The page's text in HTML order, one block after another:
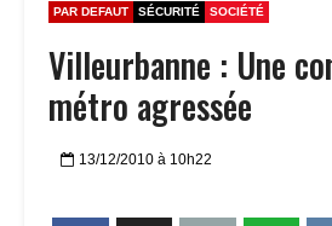
PAR DEFAUT SÉCURITÉ SOCIÉTÉ
Villeurbanne : Une
métro agressée
13/12/2010 à 10h22